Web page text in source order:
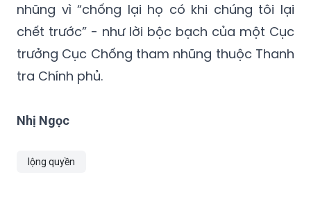
nhũng vì “chống lại họ có khi chúng tôi lại
chết trước” - như lời bộc bạch của một Cục
trưởng Cục Chống tham nhũng thuộc Thanh
tra Chính phủ.
Nhị Ngọc
lộng quyền